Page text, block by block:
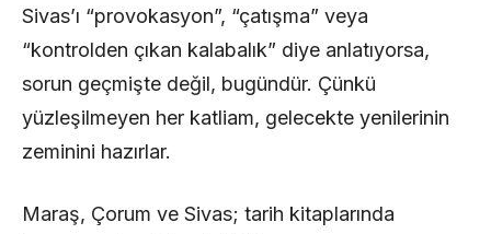
Sivas’ı “provokasyon”, “çatışma” veya
“kontrolden çıkan kalabalık” diye anlatıyorsa,
sorun geçmişte değil, bugündür. Çünkü
yüzleşilmeyen her katliam, gelecekte yenilerinin
zeminini hazırlar.
Maraş, Çorum ve Sivas; tarih kitaplarında